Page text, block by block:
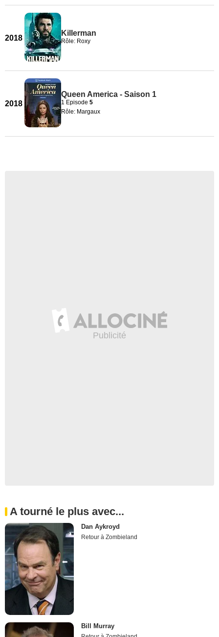
2018
Killerman
Rôle: Roxy
2018
Queen America - Saison 1
1 Episode 5
Rôle: Margaux
A tourné le plus avec...
Dan Aykroyd
Retour à Zombieland
Bill Murray